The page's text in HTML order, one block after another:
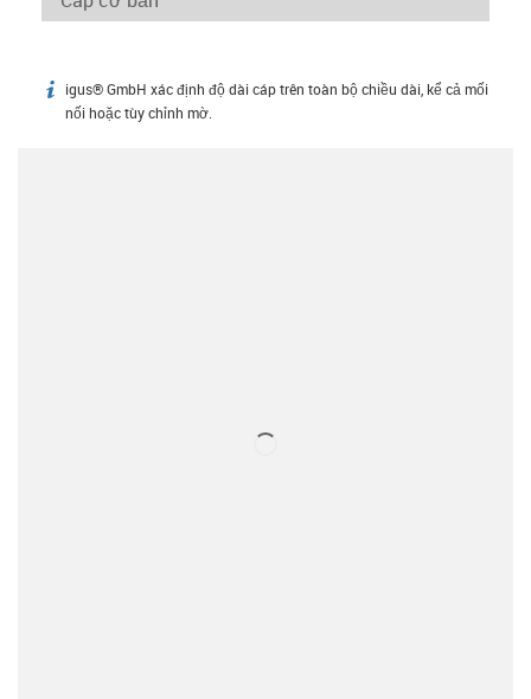
igus-icon-info
igus® GmbH xác định độ dài cáp trên toàn bộ chiều dài, kể cả mối
nối hoặc tùy chỉnh mờ.